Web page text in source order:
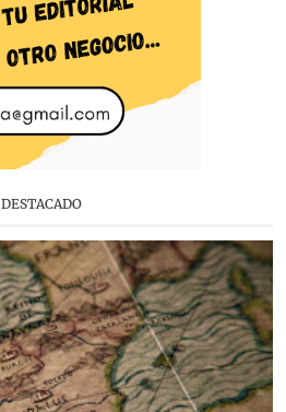
DESTACADO